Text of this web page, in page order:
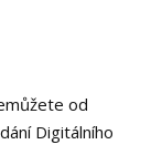
od
Digitálního